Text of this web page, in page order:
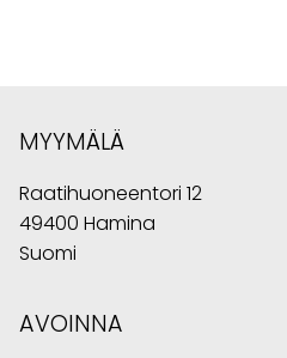
MYYMÄLÄ
Raatihuoneentori 12
49400 Hamina
Suomi
AVOINNA